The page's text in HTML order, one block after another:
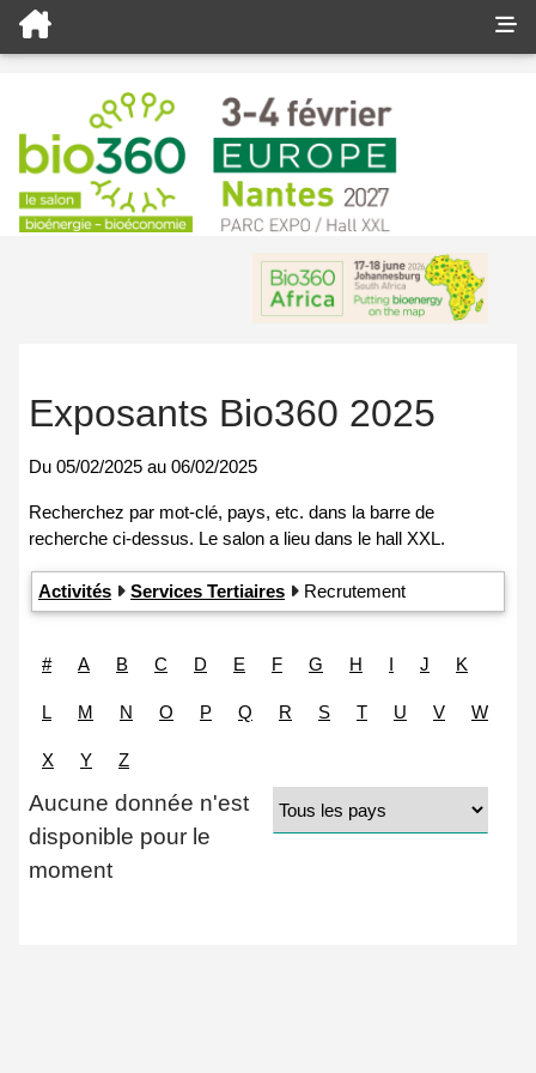
Exposants Bio360 2025
Du 05/02/2025 au 06/02/2025
Activités Services Tertiaires Recrutement
# A B C D E F G H I J K
L M N O P Q R S T U V W
X Y Z
Aucune donnée n'est
disponible pour le
moment